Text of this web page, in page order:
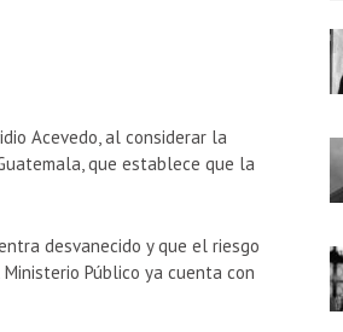
Acevedo , al considerar la
, que establece que la
desvanecido y que el riesgo
Público ya cuenta con